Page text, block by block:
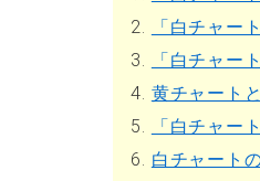
2.
「白チャー
3.
「白チャー
4. 黄チャート
5.
「白チャー
6. 白チャート